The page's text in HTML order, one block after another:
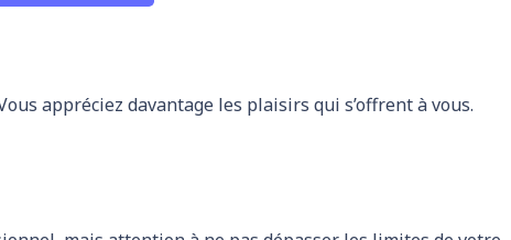
appréciez davantage les plaisirs qui s’offrent à vous.